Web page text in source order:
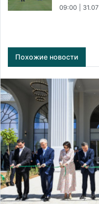
09:00 | 31.07
Похожие новости